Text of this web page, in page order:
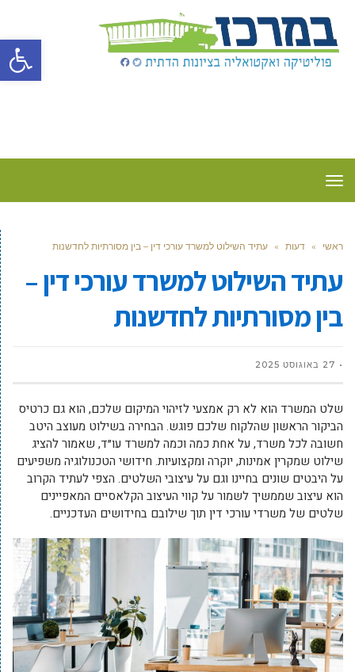
פתח
תפריט
ראשי » דעות » עתיד השילוט למשרד עורכי דין – בין מסורתיות לחדשנות
עתיד השילוט למשרד עורכי דין –
בין מסורתיות לחדשנות
27 באוגוסט 2025
שלט המשרד הוא לא רק אמצעי לזיהוי המיקום שלכם, הוא גם כרטיס
הביקור הראשון שהלקוח שלכם פוגש. הבחירה בשילוט מעוצב היטב
חשובה לכל משרד, על אחת כמה וכמה למשרד עו״ד, שאמור להציג
שילוט שמקרין אמינות, יוקרה ומקצועיות. חידושי הטכנולוגיה משפיעים
על היבטים שונים בחיינו וגם על עיצובי השלטים. הצפי לעתיד הקרוב
הוא עיצוב שממשיך לשמור על קווי העיצוב הקלאסיים המאפיינים
שלטים של משרדי עורכי דין תוך שילובם בחידושים העדכניים.